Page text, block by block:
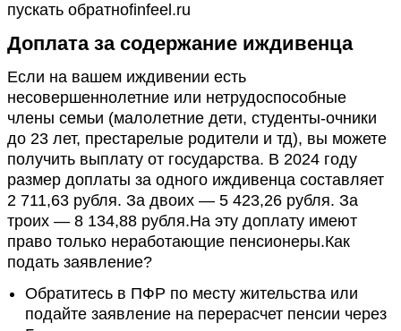
пускать обратноfinfeel.ru
Доплата за содержание иждивенца
Если на вашем иждивении есть
несовершеннолетние или нетрудоспособные
члены семьи (малолетние дети, студенты-очники
до 23 лет, престарелые родители и тд), вы можете
получить выплату от государства. В 2024 году
размер доплаты за одного иждивенца составляет
2 711,63 рубля. За двоих — 5 423,26 рубля. За
троих — 8 134,88 рубля.На эту доплату имеют
право только неработающие пенсионеры.Как
подать заявление?
Обратитесь в ПФР по месту жительства или
подайте заявление на перерасчет пенсии через